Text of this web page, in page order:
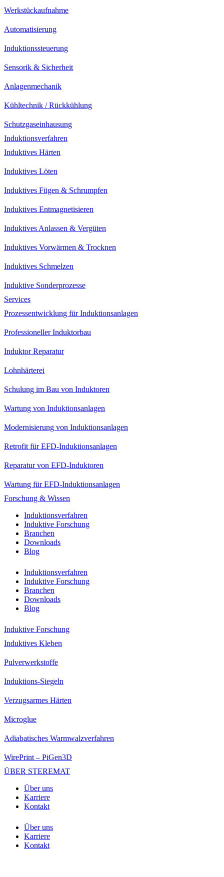
Werkstückaufnahme
Automatisierung
Induktionssteuerung
Sensorik & Sicherheit
Anlagenmechanik
Kühltechnik / Rückkühlung
Schutzgaseinhausung
Induktionsverfahren
Induktives Härten
Induktives Löten
Induktives Fügen & Schrumpfen
Induktives Entmagnetisieren
Induktives Anlassen & Vergüten
Induktives Vorwärmen & Trocknen
Induktives Schmelzen
Induktive Sonderprozesse
Services
Prozessentwicklung für Induktionsanlagen
Professioneller Induktorbau
Induktor Reparatur
Lohnhärterei
Schulung im Bau von Induktoren
Wartung von Induktionsanlagen
Modernisierung von Induktionsanlagen
Retrofit für EFD-Induktionsanlagen
Reparatur von EFD-Induktoren
Wartung für EFD-Induktionsanlagen
Forschung & Wissen
Induktionsverfahren
Induktive Forschung
Branchen
Downloads
Blog
Induktionsverfahren
Induktive Forschung
Branchen
Downloads
Blog
Induktive Forschung
Induktives Kleben
Pulverwerkstoffe
Induktions-Siegeln
Verzugsarmes Härten
Microglue
Adiabatisches Warmwalzverfahren
WirePrint – PiGen3D
ÜBER STEREMAT
Über uns
Karriere
Kontakt
Über uns
Karriere
Kontakt